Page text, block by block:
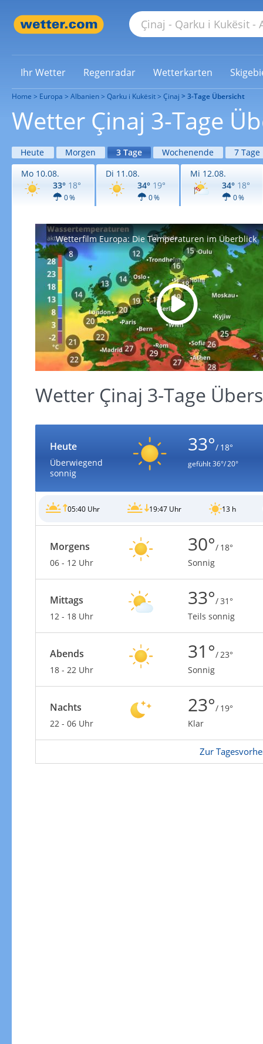
Ihr Wetter Regenradar Wetterkarten
Home Europa Albanien Qarku i Kukësit Çinaj 3-Tage Übersicht
Wetter Çinaj 3-Tage
Heute Morgen 3 Tage Wochenende 7 Tage
Mo 10.08.
33° 18°
0 %
Di 11.08.
34° 19°
0 %
Mi 12.08.
34° 18°
0 %
Wetterfilm Europa: Die Temperaturen im Überblick
Wetter Çinaj 3-Tage
Heute
Überwiegend
sonnig
33°/ 18°
gefühlt36°/ 20°
05:40 Uhr 19:47 Uhr 13 h
Morgens
06 - 12 Uhr
30°/ 18°
Sonnig
Mittags
12 - 18 Uhr
33°/ 31°
Teils sonnig
Abends
18 - 22 Uhr
31°/ 23°
Sonnig
Nachts
22 - 06 Uhr
23°/ 19°
Klar
Zur
Gewitterrisiko